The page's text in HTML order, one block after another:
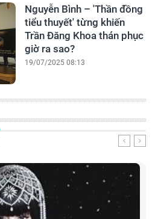
Nguyễn Bình – 'Thần đồng
tiểu thuyết' từng khiến
Trần Đăng Khoa thán phục
giờ ra sao?
19/07/2025 08:13